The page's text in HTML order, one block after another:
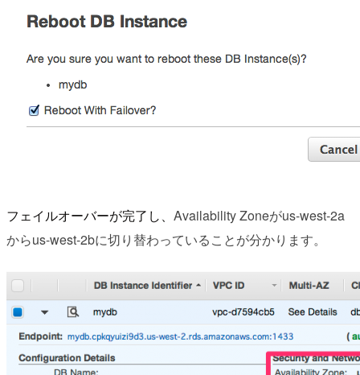
フェイルオーバーが完了し、 Availability Zoneがus-west-2a
からus-west-2bに切り替わっていることが分かります。